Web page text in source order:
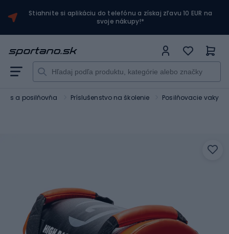
Stiahnite si aplikáciu do telefónu a získaj zľavu 10 EUR na
svoje nákupy!*
a posilňovňa Príslušenstvo na školenie Posilňovacie vaky